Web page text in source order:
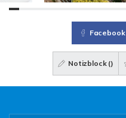
Facebook
Notizblock ()